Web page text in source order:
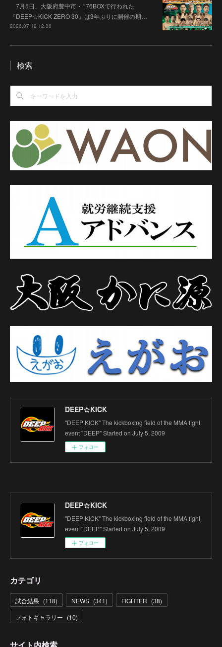
7月5日、大阪府豊中市・176BOXで行われた
『DEEP☆KICK ZERO 30』は3年ぶりに開催の期…
2026.07.12 12:38
検索
DEEP☆KICK
"DEEP KICK" The kickboxing field of the MMA fight
event "DEEP" Started on July 5, 2009
フォロー
DEEP☆KICK
"DEEP KICK" The kickboxing field of the MMA fight
event "DEEP" Started on July 5, 2009
フォロー
カテゴリ
試合結果 (118) NEWS (341) FIGHTER (38)
フォトギャラリー (10)